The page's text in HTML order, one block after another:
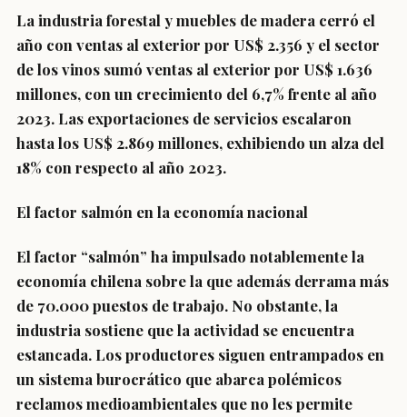
La industria forestal y muebles de madera cerró el
año con ventas al exterior por US$ 2.356 y el sector
de los vinos sumó ventas al exterior por US$ 1.636
millones, con un crecimiento del 6,7% frente al año
2023. Las exportaciones de servicios escalaron
hasta los US$ 2.869 millones, exhibiendo un alza del
18% con respecto al año 2023.
El factor salmón en la economía nacional
El factor “salmón” ha impulsado notablemente la
economía chilena sobre la que además derrama más
de 70.000 puestos de trabajo. No obstante, la
industria sostiene que la actividad se encuentra
estancada. Los productores siguen entrampados en
un sistema burocrático que abarca polémicos
reclamos medioambientales que no les permite